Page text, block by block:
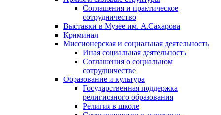
Соглашения и практическое
сотрудничество
Выставки в Музее им. А.Сахарова
Криминал
Миссионерская и социальная деятельность
Иная социальная деятельность
Соглашения о социальном
сотрудничестве
Образование и культура
Государственная поддержка
религиозного образования
Религия в школе